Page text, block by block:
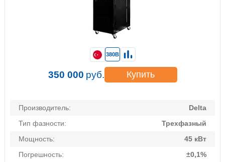
Производитель:
Delta
Тип фазности:
Трехфазный
Мощность:
45 кВт
Погрешность:
±0,1%
380В
350 000 руб. Купить